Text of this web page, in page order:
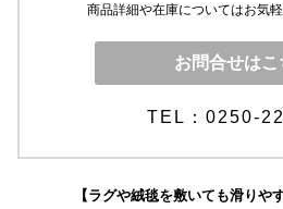
商品詳細や在庫についてはお気
お問合せはこ
TEL：0250-
【ラグや絨毯を敷いても滑りや